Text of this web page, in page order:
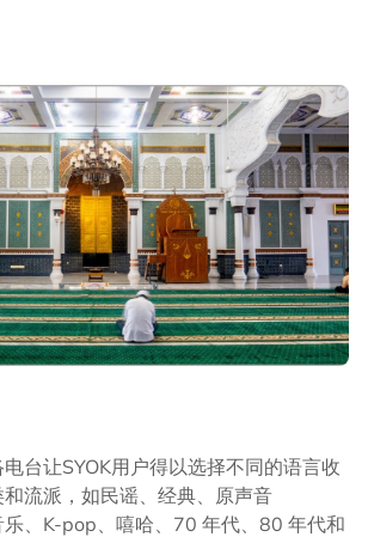
台让SYOK用户得以选择不同的语言收
流派，如民谣、经典、原声音
乐、K-pop、嘻哈、70 年代、80 年代和